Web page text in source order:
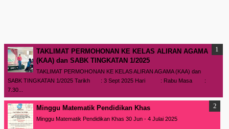
TAKLIMAT PERMOHONAN KE KELAS ALIRAN AGAMA
(KAA) dan SABK TINGKATAN 1/2025
TAKLIMAT PERMOHONAN KE KELAS ALIRAN AGAMA (KAA) dan
SABK TINGKATAN 1/2025 Tarikh : 3 Sept 2025 Hari : Rabu Masa :
7.30...
Minggu Matematik Pendidikan Khas
Minggu Matematik Pendidikan Khas 30 Jun - 4 Julai 2025